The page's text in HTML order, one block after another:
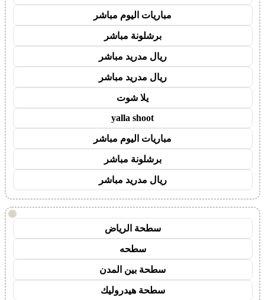
مباريات اليوم مباشر
برشلونة مباشر
ريال مدريد مباشر
ريال مدريد مباشر
يلا شوت
yalla shoot
مباريات اليوم مباشر
برشلونة مباشر
ريال مدريد مباشر
!
سطحة الرياض
سطحه
سطحة بين المدن
سطحة هيدروليك